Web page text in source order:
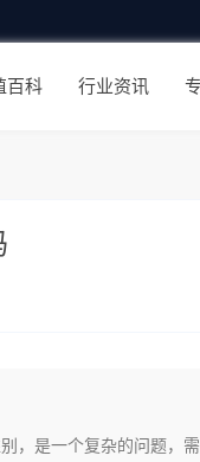
百科 行业资讯
，是一个复杂的问题，